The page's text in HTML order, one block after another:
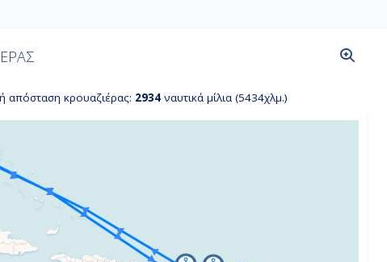
απόσταση κρουαζιέρας: 2934 ναυτικά μίλια (5434χλμ.)